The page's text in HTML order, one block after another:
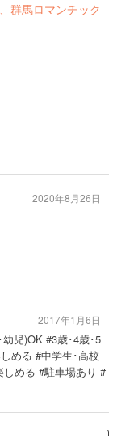
群馬ロマンチック
2020年8月26日
児)OK #3歳･4歳･5
める #中学生･高校
める #駐車場あり #
2017年1月6日